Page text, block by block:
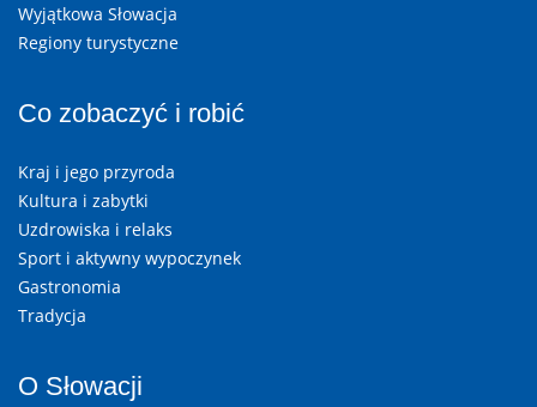
Wyjątkowa Słowacja
Regiony turystyczne
Co zobaczyć i robić
Kraj i jego przyroda
Kultura i zabytki
Uzdrowiska i relaks
Sport i aktywny wypoczynek
Gastronomia
Tradycja
O Słowacji